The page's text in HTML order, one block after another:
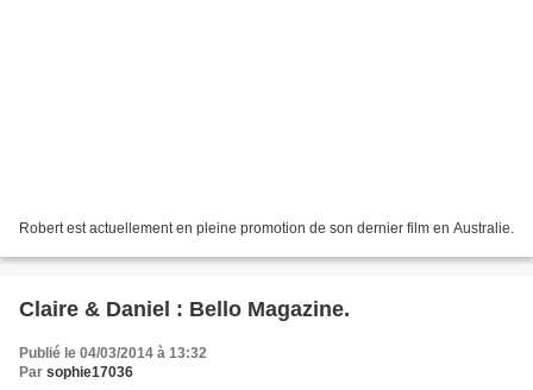
Robert est actuellement en pleine promotion de son dernier film en Australie.
Claire & Daniel : Bello Magazine.
Publié le 04/03/2014 à 13:32
Par sophie17036